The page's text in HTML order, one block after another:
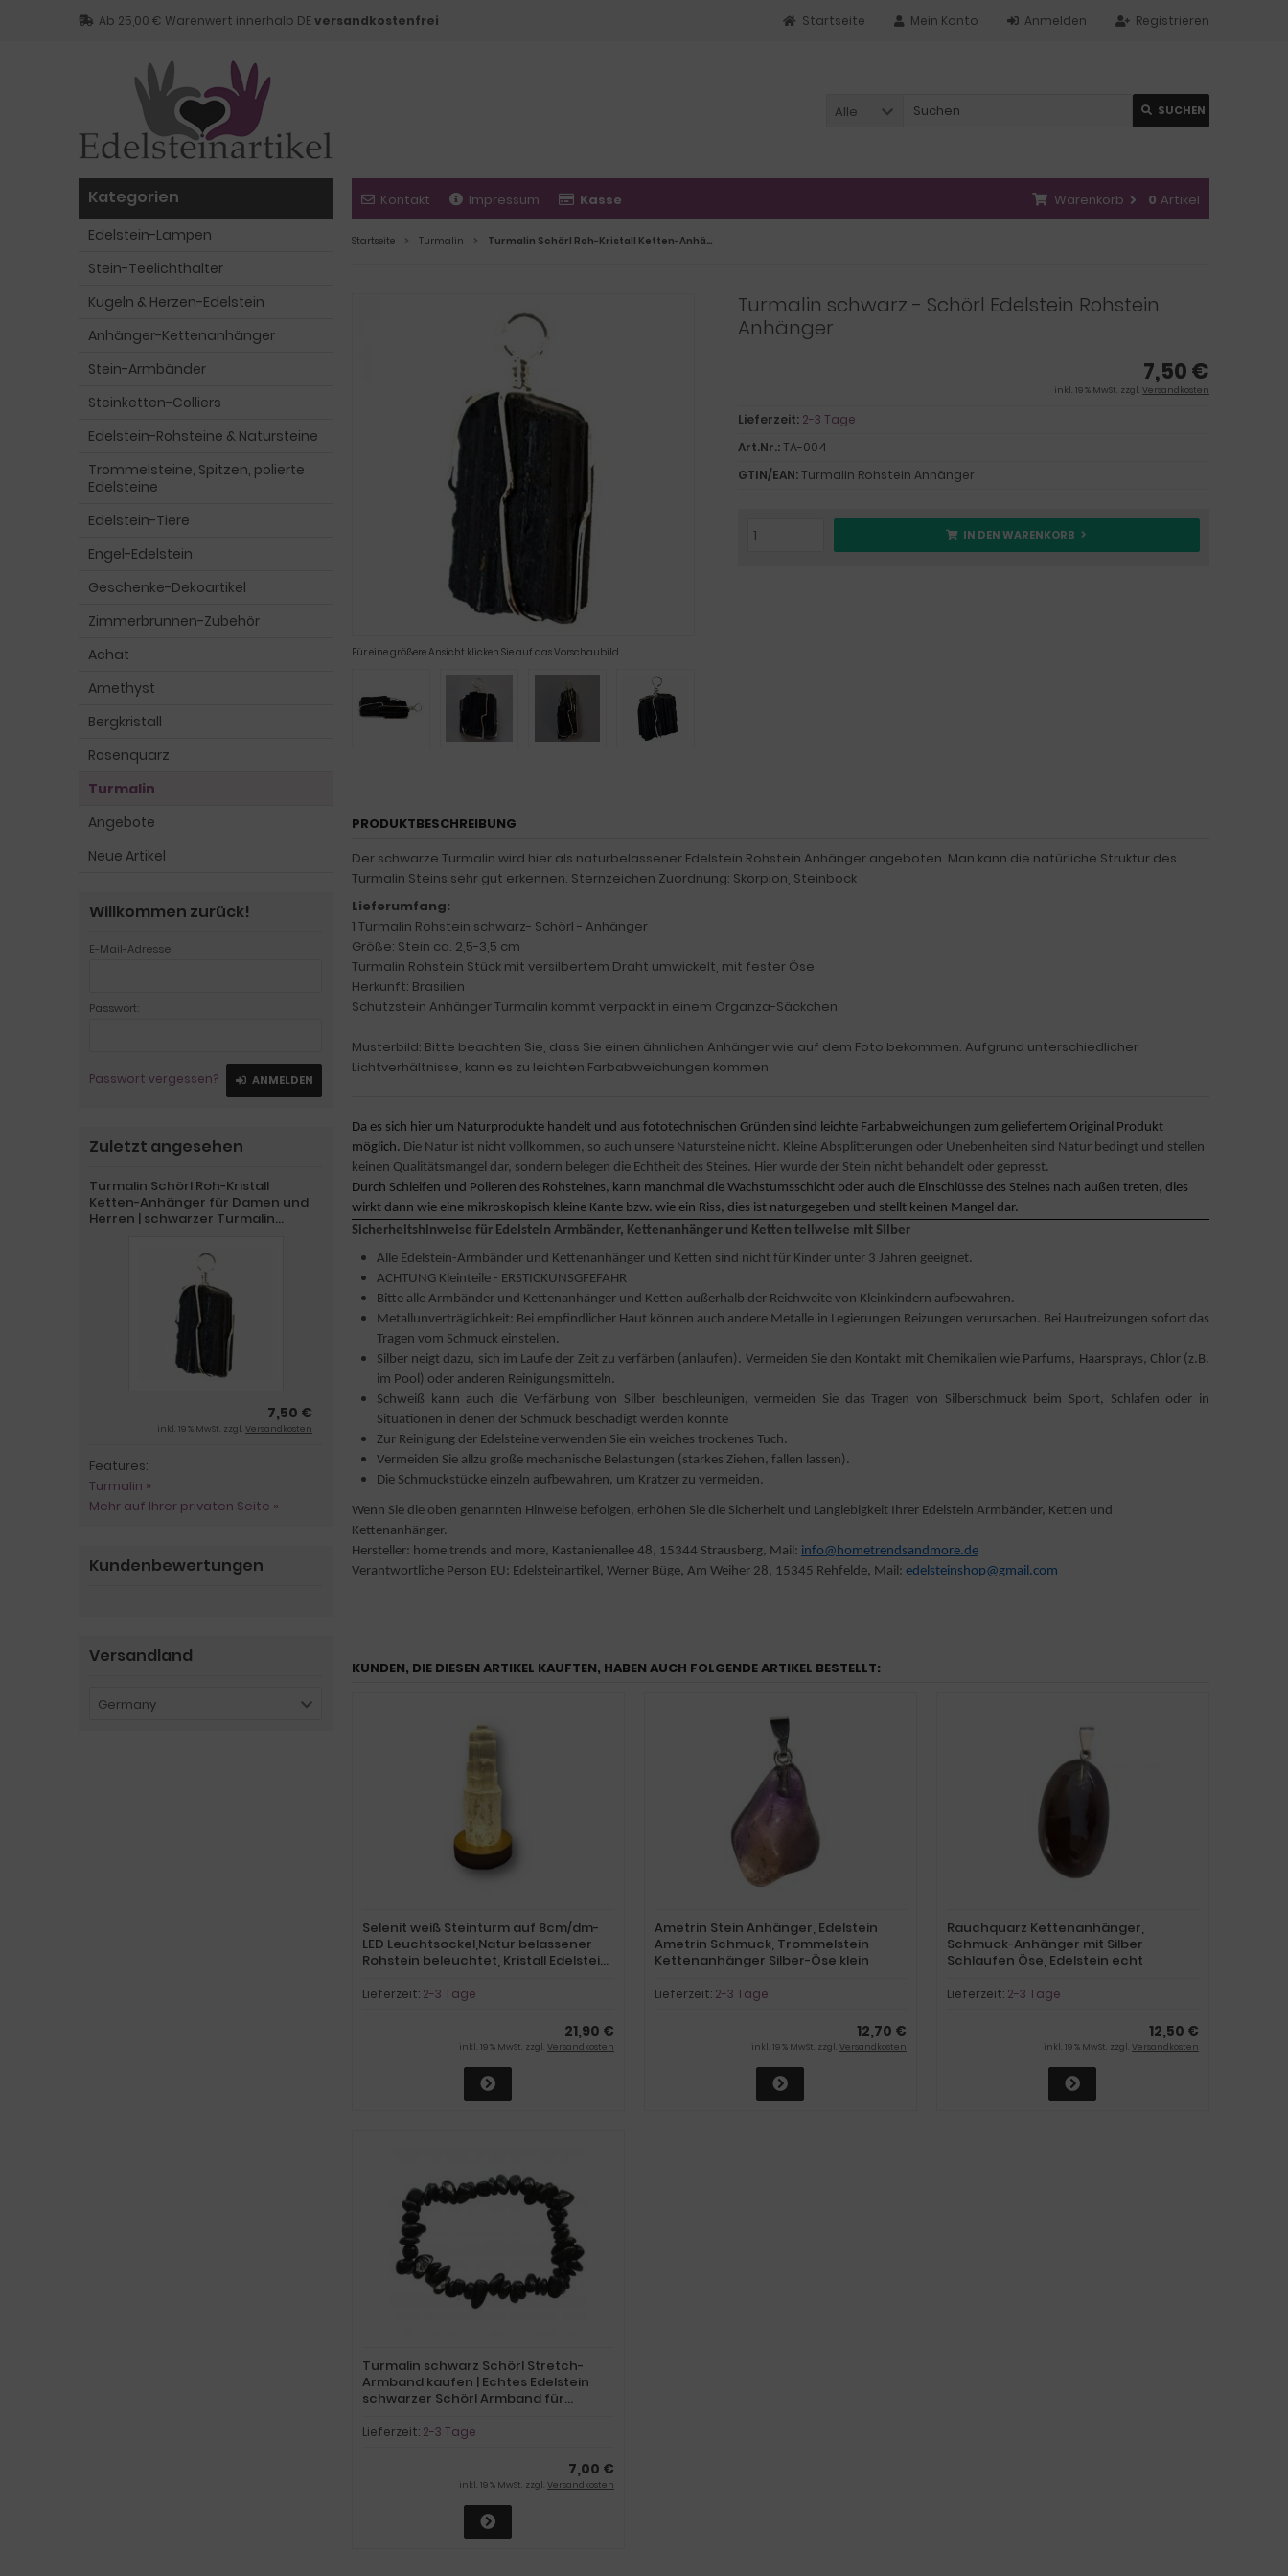
Ab 25,00 € Warenwert innerhalb DE versandkostenfrei Registrieren
Anmelden
Mein Konto
Startseite
Alle SUCHEN
Kontakt Impressum Kasse Warenkorb 0 Artikel
Startseite Turmalin Turmalin Schörl Roh-Kristall Ketten-Anhänger für Damen und Herren | schwarzer Turmalin Heilstein Anhänger
Für eine größere Ansicht klicken Sie auf das Vorschaubild
Turmalin schwarz - Schörl Edelstein Rohstein
Anhänger
7,50 €
inkl. 19 % MwSt. zzgl. Versandkosten
Lieferzeit: 2-3 Tage
Art.Nr.:TA-004
GTIN/EAN:Turmalin Rohstein Anhänger
IN DEN WARENKORB
PRODUKTBESCHREIBUNG
Der schwarze Turmalin wird hier als naturbelassener Edelstein Rohstein Anhänger angeboten. Man kann die natürliche Struktur des
Turmalin Steins sehr gut erkennen. Sternzeichen Zuordnung: Skorpion, Steinbock
Lieferumfang:
1 Turmalin Rohstein schwarz- Schörl - Anhänger
Größe: Stein ca. 2,5-3,5 cm
Turmalin Rohstein Stück mit versilbertem Draht umwickelt, mit fester Öse
Herkunft: Brasilien
Schutzstein Anhänger Turmalin kommt verpackt in einem Organza-Säckchen
Musterbild: Bitte beachten Sie, dass Sie einen ähnlichen Anhänger wie auf dem Foto bekommen. Aufgrund unterschiedlicher
Lichtverhältnisse, kann es zu leichten Farbabweichungen kommen
Da es sich hier um Naturprodukte handelt und aus fototechnischen Gründen sind leichte Farbabweichungen zum geliefertem Original Produkt
möglich. Die Natur ist nicht vollkommen, so auch unsere Natursteine nicht. Kleine Absplitterungen oder Unebenheiten sind Natur bedingt und stellen
keinen Qualitätsmangel dar, sondern belegen die Echtheit des Steines. Hier wurde der Stein nicht behandelt oder gepresst.
Durch Schleifen und Polieren des Rohsteines, kann manchmal die Wachstumsschicht oder auch die Einschlüsse des Steines nach außen treten, dies
wirkt dann wie eine mikroskopisch kleine Kante bzw. wie ein Riss, dies ist naturgegeben und stellt keinen Mangel dar.
Sicherheitshinweise für Edelstein Armbänder, Kettenanhänger und Ketten teilweise mit Silber
Alle Edelstein-Armbänder und Kettenanhänger und Ketten sind nicht für Kinder unter 3 Jahren geeignet.
ACHTUNG Kleinteile - ERSTICKUNSGFEFAHR
Bitte alle Armbänder und Kettenanhänger und Ketten außerhalb der Reichweite von Kleinkindern aufbewahren.
Metallunverträglichkeit: Bei empfindlicher Haut können auch andere Metalle in Legierungen Reizungen verursachen. Bei Hautreizungen sofort das
Tragen vom Schmuck einstellen.
Silber neigt dazu, sich im Laufe der Zeit zu verfärben (anlaufen). Vermeiden Sie den Kontakt mit Chemikalien wie Parfums, Haarsprays, Chlor (z.B.
im Pool) oder anderen Reinigungsmitteln.
Schweiß kann auch die Verfärbung von Silber beschleunigen, vermeiden Sie das Tragen von Silberschmuck beim Sport, Schlafen oder in
Situationen in denen der Schmuck beschädigt werden könnte
Zur Reinigung der Edelsteine verwenden Sie ein weiches trockenes Tuch.
Vermeiden Sie allzu große mechanische Belastungen (starkes Ziehen, fallen lassen).
Die Schmuckstücke einzeln aufbewahren, um Kratzer zu vermeiden.
Wenn Sie die oben genannten Hinweise befolgen, erhöhen Sie die Sicherheit und Langlebigkeit Ihrer Edelstein Armbänder, Ketten und
Kettenanhänger.
Hersteller: home trends and more, Kastanienallee 48, 15344 Strausberg, Mail: info@hometrendsandmore.de
Verantwortliche Person EU: Edelsteinartikel, Werner Büge, Am Weiher 28, 15345 Rehfelde, Mail: edelsteinshop@gmail.com
KUNDEN, DIE DIESEN ARTIKEL KAUFTEN, HABEN AUCH FOLGENDE ARTIKEL BESTELLT:
Selenit weiß Steinturm auf 8cm/dm-
LED Leuchtsockel,Natur belassener
Rohstein beleuchtet, Kristall Edelstein
Lieferzeit: 2-3 Tage
21,90 €
inkl. 19 % MwSt. zzgl. Versandkosten
Ametrin Stein Anhänger, Edelstein
Ametrin Schmuck, Trommelstein
Kettenanhänger Silber-Öse klein
Lieferzeit: 2-3 Tage
12,70 €
inkl. 19 % MwSt. zzgl. Versandkosten
Rauchquarz Kettenanhänger,
Schmuck-Anhänger mit Silber
Schlaufen Öse, Edelstein echt
Lieferzeit: 2-3 Tage
12,50 €
inkl. 19 % MwSt. zzgl. Versandkosten
Turmalin schwarz Schörl Stretch-
Armband kaufen | Echtes Edelstein
schwarzer Schörl Armband für
Heilstein Armband schwarze Turmalin
Lieferzeit: 2-3 Tage
7,00 €
inkl. 19 % MwSt. zzgl. Versandkosten
Kategorien
Edelstein-Lampen
Stein-Teelichthalter
Kugeln & Herzen-Edelstein
Anhänger-Kettenanhänger
Stein-Armbänder
Steinketten-Colliers
Edelstein-Rohsteine & Natursteine
Trommelsteine, Spitzen, polierte
Edelsteine
Edelstein-Tiere
Engel-Edelstein
Geschenke-Dekoartikel
Zimmerbrunnen-Zubehör
Achat
Amethyst
Bergkristall
Rosenquarz
Turmalin
Angebote
Neue Artikel
Willkommen zurück!
E-Mail-Adresse:
Passwort:
Passwort vergessen? ANMELDEN
Zuletzt angesehen
Turmalin Schörl Roh-Kristall
Ketten-Anhänger für Damen und
Herren | schwarzer Turmalin
7,50 €
inkl. 19 % MwSt. zzgl. Versandkosten
Features:
Turmalin »
Mehr auf Ihrer privaten Seite »
Kundenbewertungen
Versandland
Germany